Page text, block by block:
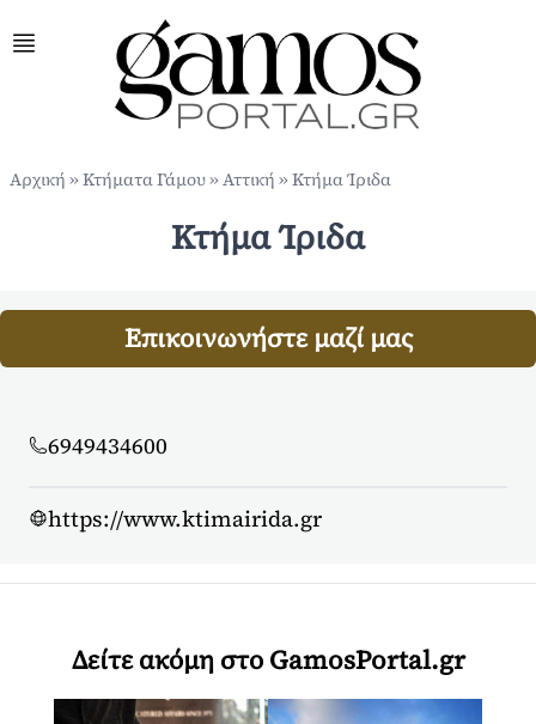
Αρχική »Κτήματα Γάμου»Αττική »Κτήμα Ίριδα
Κτήμα Ίριδα
Επικοινωνήστε μαζί μας
6949434600
https://www.ktimairida.gr
Δείτε ακόμη στο GamosPortal.gr